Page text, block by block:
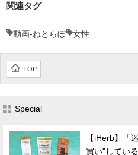
関連タグ
動画-ねとらぼ 女性
TOP
Special
【iHerb】「
買い"してい